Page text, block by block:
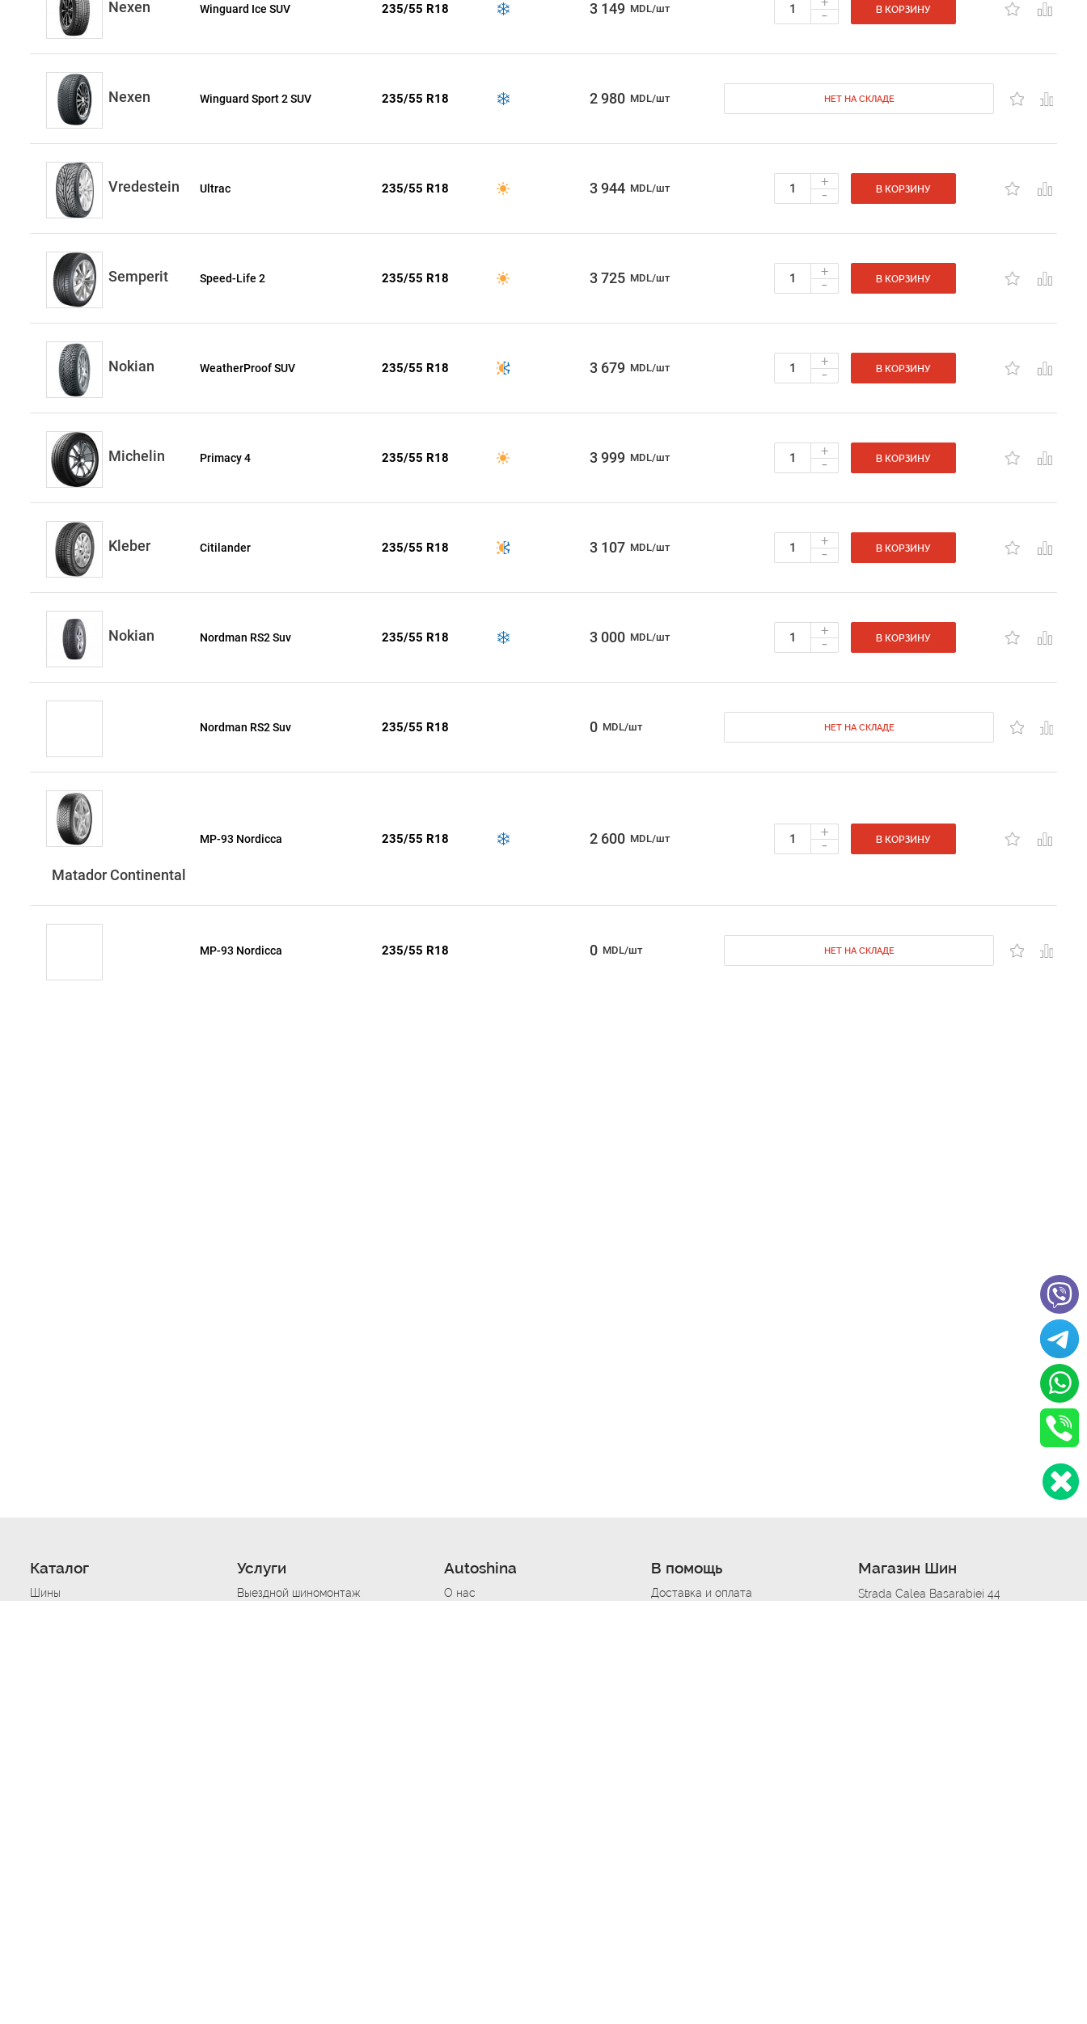
Nexen Winguard Ice SUV 235/55 R18 3 149 MDL/шт - В КОРЗИНУ
Nexen Winguard Sport 2 SUV 235/55 R18 2 980 MDL/шт НЕТ НА СКЛАДЕ
Vredestein Ultrac 235/55 R18 3 944 MDL/шт +
- В КОРЗИНУ
Semperit Speed-Life 2 235/55 R18 3 725 MDL/шт +
- В КОРЗИНУ
Nokian WeatherProof SUV 235/55 R18 3 679 MDL/шт +
- В КОРЗИНУ
Michelin Primacy 4 235/55 R18 3 999 MDL/шт +
- В КОРЗИНУ
Kleber Citilander 235/55 R18 3 107 MDL/шт +
- В КОРЗИНУ
Nokian Nordman RS2 Suv 235/55 R18 3 000 MDL/шт +
- В КОРЗИНУ
Nordman RS2 Suv 235/55 R18 0 MDL/шт НЕТ НА СКЛАДЕ
Matador Continental
MP-93 Nordicca 235/55 R18 2 600 MDL/шт +
- В КОРЗИНУ
MP-93 Nordicca 235/55 R18 0 MDL/шт НЕТ НА СКЛАДЕ
Каталог
Шины
Услуги
Выездной шиномонтаж
Autoshina
О нас
В помощь
Доставка и оплата
Магазин Шин
Strada Calea Basarabiei 44